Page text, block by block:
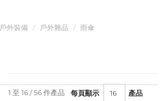
戶外裝備 戶外雜品 雨傘
每頁顯示 產品
1 至 16 / 56 件產品